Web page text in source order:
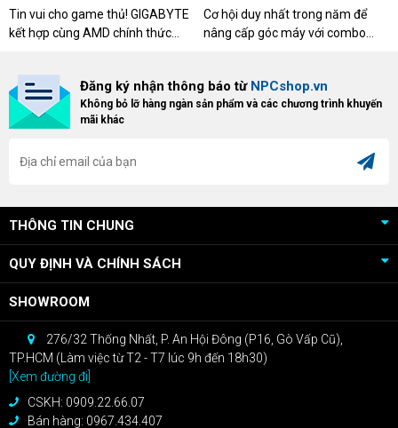
DESERT CÙNG GIGABYTE &
AMD
Tin vui cho game thủ! GIGABYTE
kết hợp cùng AMD chính thức
khách hàng sở hữu VGA Radeon
RX 9070 / RX 9070 XT.
CƠ XỊN
Cơ hội duy nhất trong năm để
nâng cấp góc máy với combo
dòng ghế Gaming cao cấp nhất,
bạn sẽ nhận ngay quà tặng trị giá
Đăng ký nhận thông báo từ NPCshop.vn
Không bỏ lỡ hàng ngàn sản phẩm và các chương trình khuyến
mãi khác
THÔNG TIN CHUNG
QUY ĐỊNH VÀ CHÍNH SÁCH
SHOWROOM
276/32 Thống Nhất, P. An Hội Đông (P16, Gò Vấp Cũ),
TP.HCM (Làm việc từ T2 - T7 lúc 9h đến 18h30)
[Xem đường đi]
CSKH: 0909.22.66.07
Bán hàng: 0967.434.407